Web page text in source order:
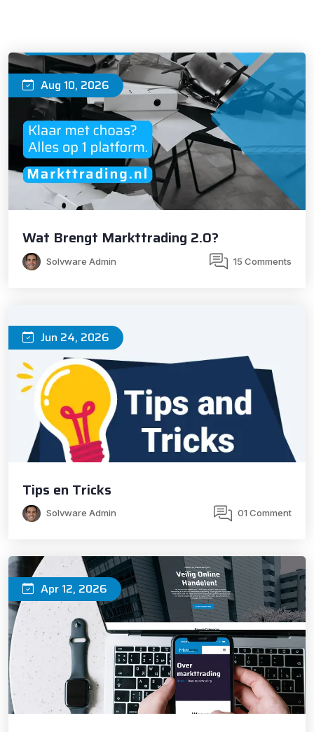
Aug 10, 2026
Wat Brengt Markttrading 2.0?
Solvware Admin 15 Comments
Jun 24, 2026
Tips en Tricks
Solvware Admin 01 Comment
Apr 12, 2026